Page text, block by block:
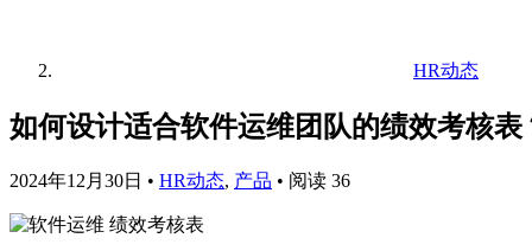
HR动态
如何设计适合软件运维团队的绩效考核表
2024年12月30日 • HR动态, 产品 • 阅读 36